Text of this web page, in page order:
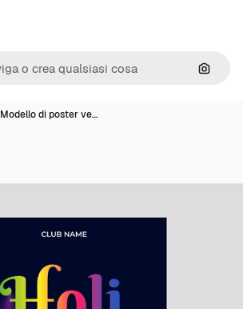
Cerca
Modello di poster ve…